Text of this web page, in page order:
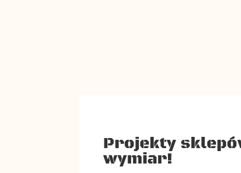
Projekty
wymiar!